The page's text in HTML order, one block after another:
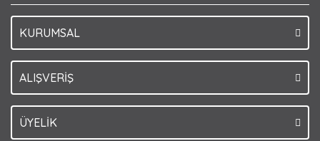
KURUMSAL
ALIŞVERİŞ
ÜYELİK